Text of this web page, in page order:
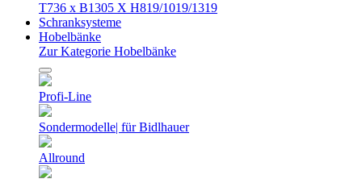
T736 x B1305 X H819/1019/1319
Schranksysteme
Hobelbänke
Zur Kategorie Hobelbänke
Profi-Line
Sondermodelle| für Bidlhauer
Allround